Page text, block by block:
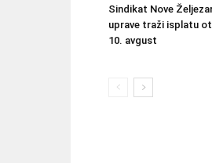
Sindikat Nove
uprave traži isplatu
10. avgust